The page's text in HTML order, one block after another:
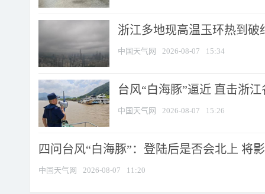
浙江多地现高温玉环热到破
中国天气网 2026-08-07 15:34
台风“白海豚”逼近 直击浙
中国天气网 2026-08-07 15:26
四问台风“白海豚”：登陆后是否会北上 将
中国天气网 2026-08-07 11:20